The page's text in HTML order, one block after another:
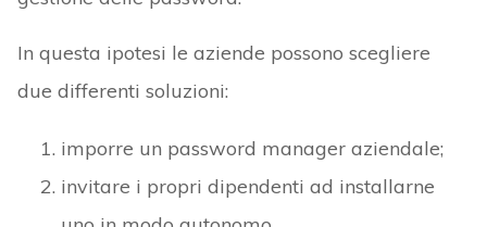
In questa ipotesi le aziende possono scegliere
due differenti soluzioni:
imporre un password manager aziendale;
invitare i propri dipendenti ad installarne